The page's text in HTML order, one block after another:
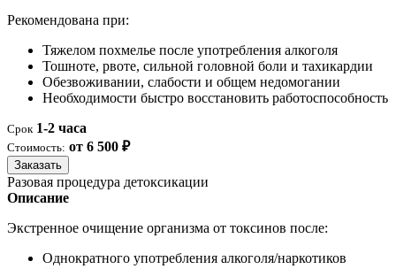
Рекомендована при:
Тяжелом похмелье после употребления алкоголя
Тошноте, рвоте, сильной головной боли и тахикардии
Обезвоживании, слабости и общем недомогании
Необходимости быстро восстановить работоспособность
Срок 1-2 часа
Стоимость: от 6 500 ₽
Заказать
Разовая процедура детоксикации
Описание
Экстренное очищение организма от токсинов после:
Однократного употребления алкоголя/наркотиков